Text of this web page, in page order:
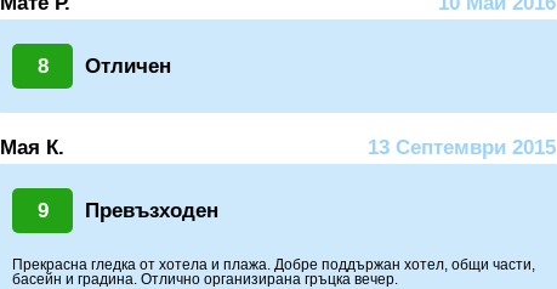
8 Отличен
Мая К. 13 Септември 2015
9 Превъзходен
Прекрасна гледка от хотела и плажа. Добре поддържан хотел, общи части,
басейн и градина. Отлично организирана гръцка вечер.